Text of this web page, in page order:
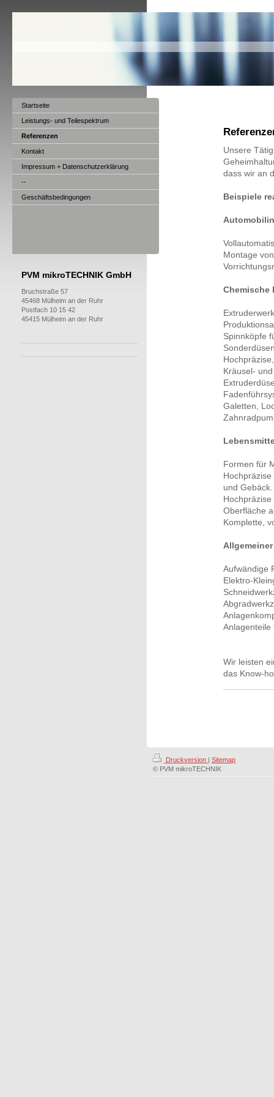
Unsere
dass wir an
Beispiele
Montage
Chemische
Spinnköpfe
Kräusel-
Galetten,
Formen für
und Gebäck.
Oberfläche
Komplette,
Aufwändige
Elektro-
Anlagenteile
Wir leisten
das Know-
Startseite
Leistungs- und Teilespektrum
Referenzen
Kontakt
Impressum + Datenschutzerklärung
--
Geschäftsbedingungen
PVM mikroTECHNIK GmbH
Bruchstraße 57
45468 Mülheim an der Ruhr
Postfach 10 15 42
45415 Mülheim an der Ruhr
Druckversion | Sitemap
© PVM mikroTECHNIK